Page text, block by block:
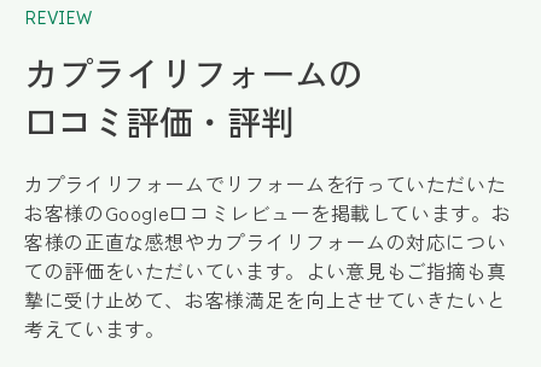
REVIEW
カプライリフォームの
口コミ評価・評判
カプライリフォームでリフォームを行っていただいた
お客様のGoogle口コミレビューを掲載しています。お
客様の正直な感想やカプライリフォームの対応につい
ての評価をいただいています。よい意見もご指摘も真
摯に受け止めて、お客様満足を向上させていきたいと
考えています。